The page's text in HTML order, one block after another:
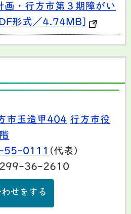
画・行方市第３期障がい
形式／4.74MB]
市玉造甲404 行方市役
55-0111 (代表)
36-2610
せをする